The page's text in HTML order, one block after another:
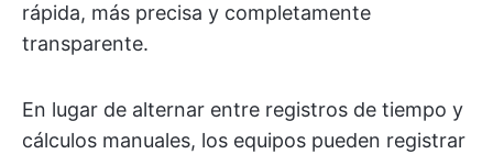
rápida, más precisa y completamente
transparente.
En lugar de alternar entre registros de tiempo y
cálculos manuales, los equipos pueden registrar